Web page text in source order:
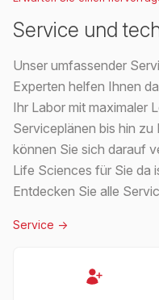
Service und
Unser umfassender
Experten helfen Ihnen
Ihr Labor mit maximaler
Serviceplänen bis hin
können Sie sich darauf
Life Sciences für Sie da
Entdecken Sie alle
Service ->